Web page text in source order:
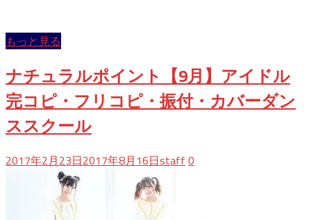
もっと見る
ナチュラルポイント【9月】アイドル
完コピ・フリコピ・振付・カバーダン
ススクール
2017年2月23日2017年8月16日staff 0